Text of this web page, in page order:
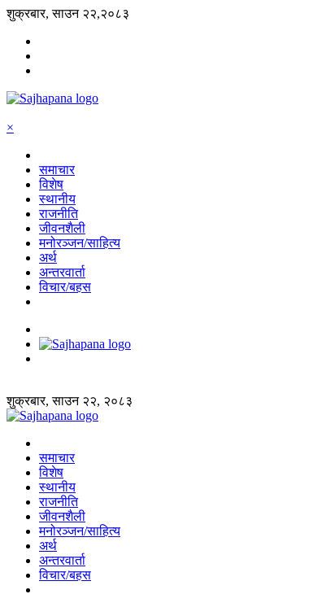
शुक्रबार, साउन २२,२०८३
×
समाचार
विशेष
स्थानीय
राजनीति
जीवनशैली
मनोरञ्जन/साहित्य
अर्थ
अन्तरवार्ता
विचार/बहस
शुक्रबार, साउन २२, २०८३
समाचार
विशेष
स्थानीय
राजनीति
जीवनशैली
मनोरञ्जन/साहित्य
अर्थ
अन्तरवार्ता
विचार/बहस